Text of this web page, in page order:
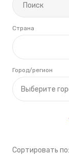
Страна
Выберите
Город/регион
Cортировать по: